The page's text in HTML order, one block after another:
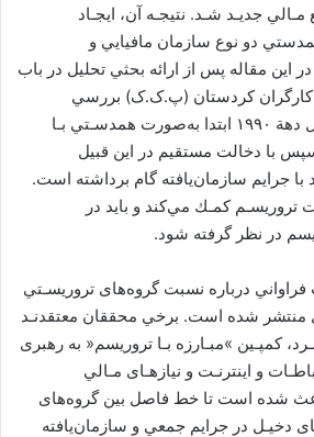
ﻣـﺎﻟﻲ ﺟﺪﻳـﺪ ﺷـﺪ. ﻧﺘﻴﺠـﻪ آن، اﻳﺠـﺎد
دو ﻧﻮع ﺳﺎزﻣﺎن ﻣﺎﻓﻴﺎﻳﻲ و
اﻳﻦ ﻣﻘﺎﻟﻪ ﭘﺲ از اراﺋﻪ ﺑﺤﺜﻲ ﺗﺤﻠﻴﻞ در ﺑﺎب
ﻛﺮدﺳﺘﺎن (پ.ک.ک) ﺑﺮرﺳﻲ
ﻣﻲﺷﻮد. پ.ک.ک از اواﻳﻞ دﻫﺔ ١٩٩٠ اﺑﺘﺪا ﺑﻪﺻﻮرت ﻫﻤﺪﺳـﺘﻲ ﺑـﺎ
ﺑﺎ دﺧﺎﻟﺖ ﻣﺴﺘﻘﻴﻢ در اﻳﻦ ﻗﺒﻴﻞ
ﺑﺎ ﺟﺮاﻳﻢ ﺳﺎزﻣﺎنﻳﺎﻓﺘﻪ ﮔﺎم ﺑﺮداﺷﺘﻪ اﺳﺖ.
ﺗﺮورﻳﺴـﻢ ﻛﻤـﻚ ﻣﻲﻛﻨﺪ و ﺑﺎﻳﺪ در
در ﻧﻈﺮ ﮔﺮﻓﺘﻪ ﺷﻮد.
درﺑﺎره ﻧﺴﺒﺖ ﮔﺮوهﻫﺎی ﺗﺮورﻳﺴـﺘﻲ
ﻣﻨﺘﺸﺮ ﺷﺪه اﺳﺖ. ﺑﺮﺧﻲ ﻣﺤﻘﻘﺎن ﻣﻌﺘﻘﺪﻧـﺪ
ﻛﻤﭙـﻴﻦ »ﻣﺒـﺎرزه ﺑـﺎ ﺗﺮورﻳﺴﻢ« ﺑﻪ رﻫﺒﺮی
و اﻳﻨﺘﺮﻧـﺖ و ﻧﻴﺎزﻫـﺎی ﻣـﺎﻟﻲ
ﺷﺪه اﺳﺖ ﺗﺎ ﺧﻂ ﻓﺎﺻﻞ ﺑﻴﻦ ﮔﺮوهﻫﺎی
دﺧﻴـﻞ در ﺟﺮاﻳﻢ ﺟﻤﻌﻲ و ﺳﺎزﻣﺎنﻳﺎﻓﺘﻪ